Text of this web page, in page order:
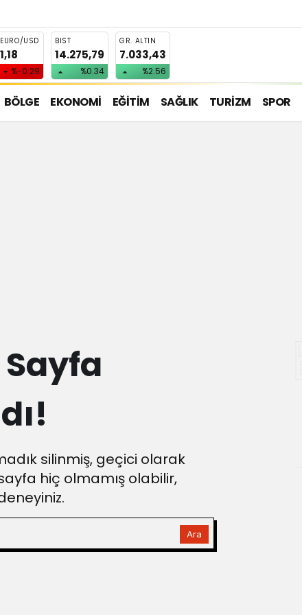
EURO/USD
1,18
%-0.29
BIST
14.275,79
%0.34
GR. ALTIN
7.033,43
%2.56
BÖLGE EKONOMİ EĞİTİM SAĞLIK TURİZM SPOR
Sayfa
silinmiş, geçici olarak
hiç olmamış olabilir,